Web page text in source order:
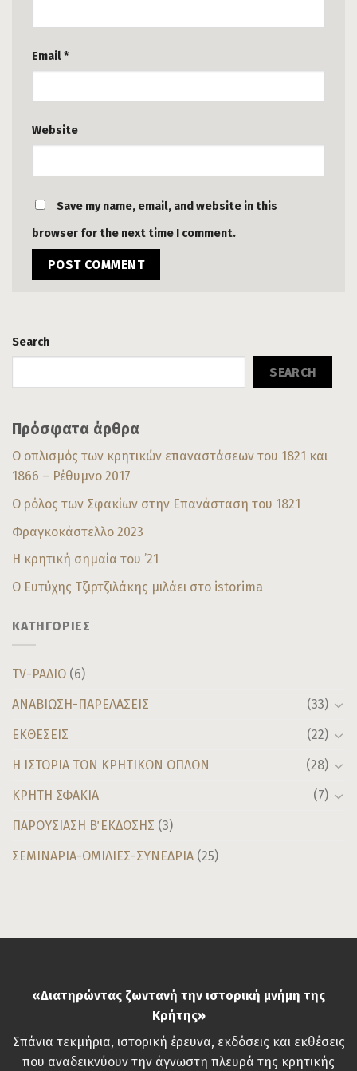
Search
SEARCH
Πρόσφατα άρθρα
Ο οπλισμός των κρητικών επαναστάσεων του 1821 και
1866 – Ρέθυμνο 2017
Ο ρόλος των Σφακίων στην Επανάσταση του 1821
Φραγκοκάστελλο 2023
Η κρητική σημαία του ’21
Ο Ευτύχης Τζιρτζιλάκης μιλάει στο istorima
ΚΑΤΗΓΟΡΙΕΣ
TV-ΡΑΔΙΟ (6)
ΑΝΑΒΙΩΣΗ-ΠΑΡΕΛΑΣΕΙΣ
(33)
ΕΚΘΕΣΕΙΣ
(22)
Η ΙΣΤΟΡΙΑ ΤΩΝ ΚΡΗΤΙΚΩΝ ΟΠΛΩΝ
(28)
ΚΡΗΤΗ ΣΦΑΚΙΑ
(7)
ΠΑΡΟΥΣΙΑΣΗ Β΄ ΕΚΔΟΣΗΣ (3)
ΣΕΜΙΝΑΡΙΑ-ΟΜΙΛΙΕΣ-ΣΥΝΕΔΡΙΑ (25)
Email*
Website
Save my name, email, and website in this
browser for the next time I comment.
«Διατηρώντας ζωντανή την ιστορική μνήμη της
Κρήτης»
Σπάνια τεκμήρια, ιστορική έρευνα, εκδόσεις και εκθέσεις
που αναδεικνύουν την άγνωστη πλευρά της κρητικής